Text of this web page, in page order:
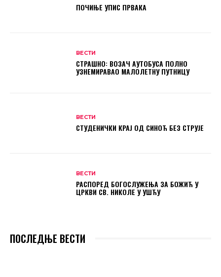
ПОЧИЊЕ УПИС ПРВАКА
ВЕСТИ
СТРАШНО: ВОЗАЧ АУТОБУСА ПОЛНО
УЗНЕМИРАВАО МАЛОЛЕТНУ ПУТНИЦУ
ВЕСТИ
СТУДЕНИЧКИ КРАЈ ОД СИНОЋ БЕЗ СТРУЈЕ
ВЕСТИ
РАСПОРЕД БОГОСЛУЖЕЊА ЗА БОЖИЋ У
ЦРКВИ СВ. НИКОЛЕ У УШЋУ
ПОСЛЕДЊЕ ВЕСТИ